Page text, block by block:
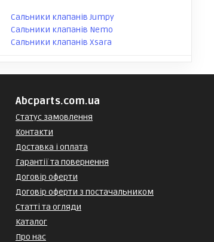
Сальники клапанів Jumpy
Сальники клапанів Nemo
Сальники клапанів Xsara
Abcparts.com.ua
Статус замовлення
Контакти
Доставка і оплата
Гарантії та повернення
Договір оферти
Договір оферти з постачальником
Статті та огляди
Каталог
Про нас